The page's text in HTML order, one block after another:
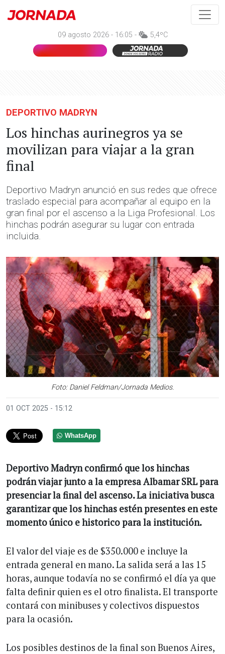
09 agosto 2026 - 16:05 - 5,4ºC
DEPORTIVO MADRYN
Los hinchas aurinegros ya se
movilizan para viajar a la gran
final
Deportivo Madryn anunció en sus redes que ofrece
traslado especial para acompañar al equipo en la
gran final por el ascenso a la Liga Profesional. Los
hinchas podrán asegurar su lugar con entrada
incluida.
Foto: Daniel Feldman/Jornada Medios.
01 OCT 2025 - 15:12
WhatsApp
Deportivo Madryn confirmó que los hinchas
podrán viajar junto a la empresa Albamar SRL para
presenciar la final del ascenso. La iniciativa busca
garantizar que los hinchas estén presentes en este
momento único e historico para la institución.
El valor del viaje es de $350.000 e incluye la
entrada general en mano. La salida será a las 15
horas, aunque todavía no se confirmó el día ya que
falta definir quien es el otro finalista. El transporte
contará con minibuses y colectivos dispuestos
para la ocasión.
Los posibles destinos de la final son Buenos Aires,